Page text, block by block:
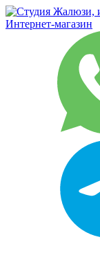
Интернет-магазин